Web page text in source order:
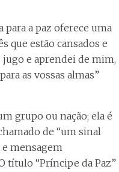
para a paz oferece uma
que estão cansados e
jugo e aprendei de mim,
as vossas almas”
grupo ou nação; ela é
de “um sinal
e mensagem
título “Príncipe da Paz”